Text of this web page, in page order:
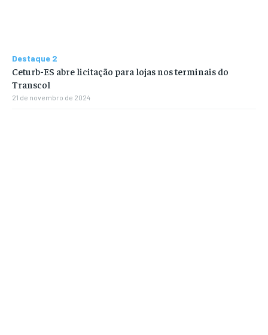
Destaque 2
Ceturb-ES abre licitação para lojas nos terminais do
Transcol
21 de novembro de 2024